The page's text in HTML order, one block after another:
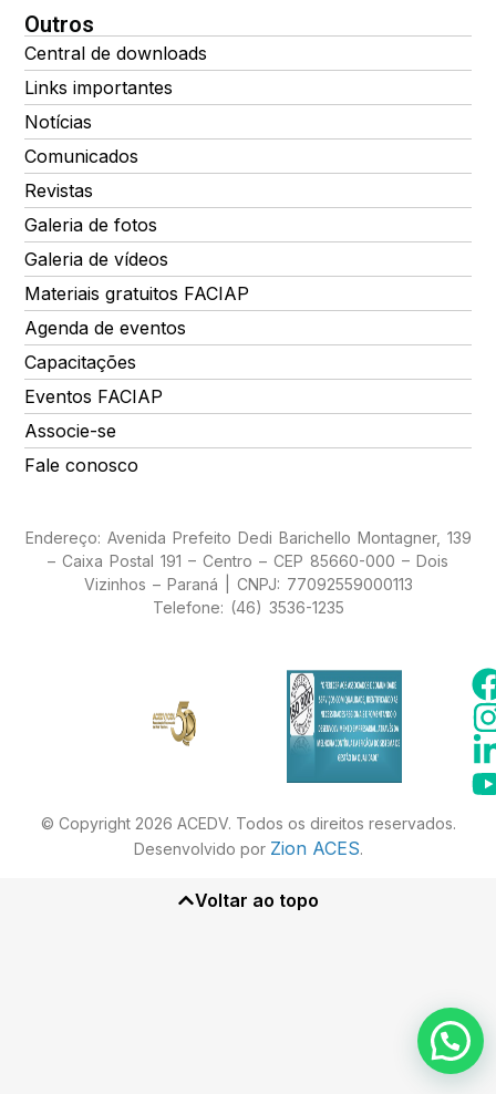
Outros
Central de downloads
Links importantes
Notícias
Comunicados
Revistas
Galeria de fotos
Galeria de vídeos
Materiais gratuitos FACIAP
Agenda de eventos
Capacitações
Eventos FACIAP
Associe-se
Fale conosco
Endereço: Avenida Prefeito Dedi Barichello Montagner, 139
– Caixa Postal 191 – Centro – CEP 85660-000 – Dois
Vizinhos – Paraná | CNPJ: 77092559000113
Telefone: (46) 3536-1235
© Copyright 2026 ACEDV. Todos os direitos reservados.
Desenvolvido por Zion ACES.
Voltar ao topo